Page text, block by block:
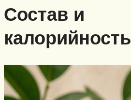
Состав и
калорийность